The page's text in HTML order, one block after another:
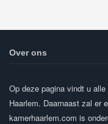
Over ons
Op deze pagina vindt u
Haarlem. Daarnaast zal er
kamerhaarlem.com is